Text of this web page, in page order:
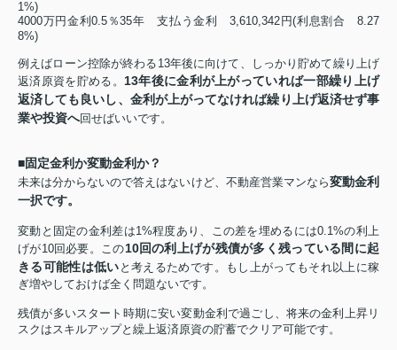
1%)
4000万円金利0.5％35年 支払う金利 3,610,342円(利息割合 8.27
8%)
例えばローン控除が終わる13年後に向けて、しっかり貯めて繰り上げ
返済原資を貯める。 13年後に金利が上がっていれば一部繰り上げ
返済しても良いし、金利が上がってなければ繰り上げ返済せず事
業や投資へ回せばいいです。
■固定金利か変動金利か？
未来は分からないので答えはないけど、不動産営業マンなら変動金利
一択です。
変動と固定の金利差は1%程度あり、この差を埋めるには0.1%の利上
げが10回必要。この10回の利上げが残債が多く残っている間に起
きる可能性は低い と考えるためです。もし上がってもそれ以上に稼
ぎ増やしておけば全く問題ないです。
残債が多いスタート時期に安い変動金利で過ごし、将来の金利上昇リ
スクはスキルアップと繰上返済原資の貯蓄でクリア可能です。